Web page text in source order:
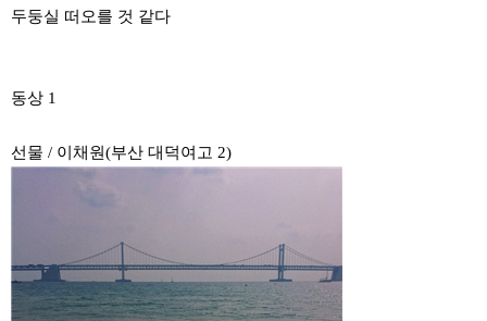
두둥실 떠오를 것 같다
동상 1
선물 / 이채원(부산 대덕여고 2)